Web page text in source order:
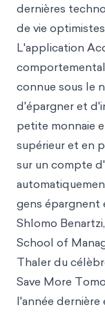
dernières
de vie
L'application
connue sous le
d'épargner et
petite monnaie
supérieur et en
sur un compte
gens épargnent
Shlomo
School of
Thaler du
Save More
l'année